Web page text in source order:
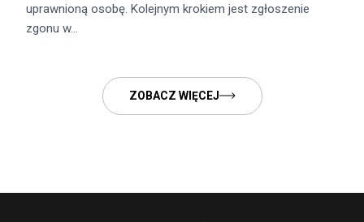
uprawnioną osobę. Kolejnym krokiem jest zgłoszenie
zgonu w…
ZOBACZ WIĘCEJ